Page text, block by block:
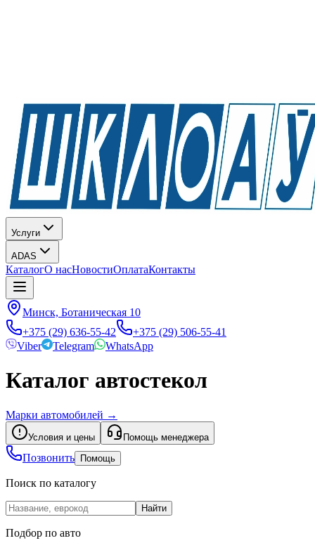
Услуги
ADAS
КаталогО насНовостиОплатаКонтакты
Минск, Ботаническая 10
+375 (29) 636-55-42
+375 (29) 506-55-41
Viber
Telegram WhatsApp
Каталог автостекол
Марки автомобилей →
Условия и цены Помощь менеджера
Позвонить Помощь
Поиск по каталогу
Найти
Подбор по авто